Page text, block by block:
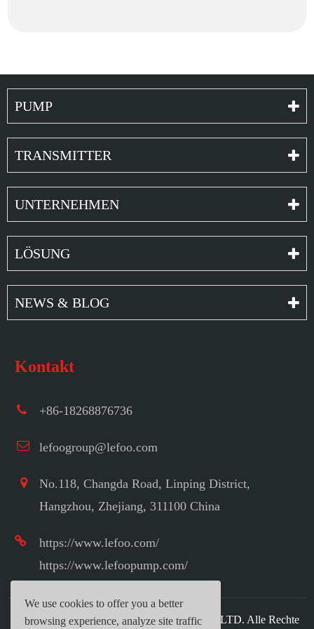
DC-Motor Schlauchpumpe LFP501DB
(Durchflussbereich: 990-2800 ml/min)
(Durchflussbereich: 950–2950 ml/min)
PUMP
TRANSMITTER
UNTERNEHMEN
LÖSUNG
NEWS & BLOG
Kontakt
+86-18268876736
lefoogroup@lefoo.com
No.118, Changda Road, Linping District,
Hangzhou, Zhejiang, 311100 China
https://www.lefoo.com/
https://www.lefoopump.com/
Urheberrecht ©LEFOO INDUSTRIAL CO.,LTD. Alle Rechte
We use cookies to offer you a better
browsing experience, analyze site traffic